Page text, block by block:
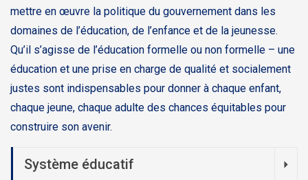
mettre en œuvre la politique du gouvernement dans les
domaines de l’éducation, de l’enfance et de la jeunesse.
Qu’il s’agisse de l’éducation formelle ou non formelle – une
éducation et une prise en charge de qualité et socialement
justes sont indispensables pour donner à chaque enfant,
chaque jeune, chaque adulte des chances équitables pour
construire son avenir.
Système éducatif